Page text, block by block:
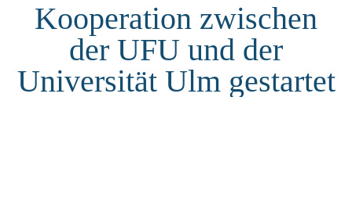
Kooperation zwischen
der UFU und der
Universität Ulm gestartet